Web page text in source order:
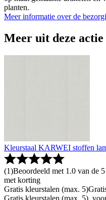
planten.
Meer informatie over de
Meer uit deze actie
Kleurstaal KARWEI stoffen
(1)Beoordeeld met 1.0 van de
met korting
Gratis kleurstalen (max. 5)
Gratis kleurstalen (max. 5),